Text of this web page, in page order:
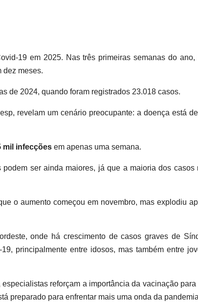
19 em 2025. Nas três primeiras semanas do ano,
dez meses.
de 2024, quando foram registrados 23.018 casos.
revelam um cenário preocupante: a doença está
mil infecções em apenas uma semana.
ser ainda maiores, já que a maioria dos casos
o aumento começou em novembro, mas explodiu
onde há crescimento de casos graves de
principalmente entre idosos, mas também entre
reforçam a importância da vacinação para
preparado para enfrentar mais uma onda da